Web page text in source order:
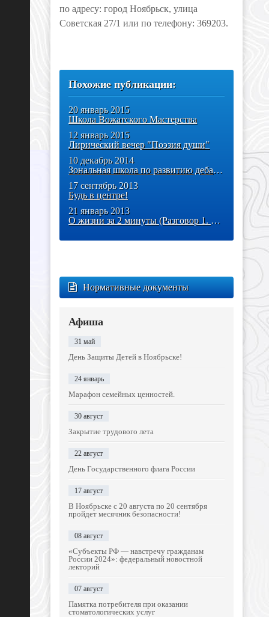
по адресу: город Ноябрьск, улица
Советская 27/1 или по телефону: 369203.
Похожие публикации:
20 январь 2015
Школа Вожатского Мастерства
12 январь 2015
Лирический вечер "Поэзия души"
10 декабрь 2014
Зональная школа по развитию дебат-технологий
17 сентябрь 2013
Будь в центре!
21 январь 2013
О жизни за 2 минуты (Разговор 1. «О любви»)
Нормативные документы
Афиша
31 май
День Защиты Детей в Ноябрьске!
24 январь
Марафон семейных ценностей.
30 август
Закрытие трудового лета
22 август
День Государственного флага России
17 август
В Ноябрьске с 20 августа по 20 сентября
пройдет месячник безопасности!
08 август
«Субъекты РФ — навстречу гражданам
России 2024»: федеральный новостной
лекторий
07 август
Памятка потребителя при оказании
стоматологических услуг